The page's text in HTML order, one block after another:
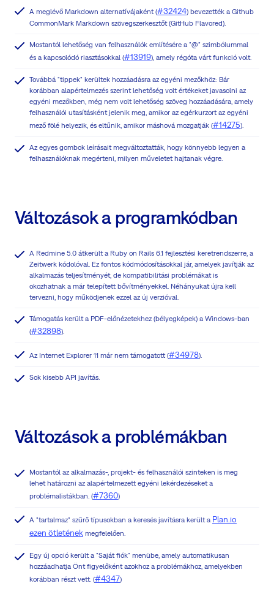
A meglévő Markdown alternatívájaként (#32424) bevezették a Github
CommonMark Markdown szövegszerkesztőt (GitHub Flavored).
Mostantól lehetőség van felhasználók említésére a "@" szimbólummal
és a kapcsolódó riasztásokkal (#13919), amely régóta várt funkció volt.
Továbbá "tippek" kerültek hozzáadásra az egyéni mezőkhöz: Bár
korábban alapértelmezés szerint lehetőség volt értékeket javasolni az
egyéni mezőkben, még nem volt lehetőség szöveg hozzáadására, amely
felhasználói utasításként jelenik meg, amikor az egérkurzort az egyéni
mező fölé helyezik, és eltűnik, amikor máshová mozgatják (#14275).
Az egyes gombok leírásait megváltoztatták, hogy könnyebb legyen a
felhasználóknak megérteni, milyen műveletet hajtanak végre.
Változások a programkódban
A Redmine 5.0 átkerült a Ruby on Rails 6.1 fejlesztési keretrendszerre, a
Zeitwerk kódolóval. Ez fontos kódmódosításokkal jár, amelyek javítják az
alkalmazás teljesítményét, de kompatibilitási problémákat is
okozhatnak a már telepített bővítményekkel. Néhányukat újra kell
tervezni, hogy működjenek ezzel az új verzióval.
Támogatás került a PDF-előnézetekhez (bélyegképek) a Windows-ban
(#32898).
Az Internet Explorer 11 már nem támogatott (#34978).
Sok kisebb API javítás.
Változások a problémákban
Mostantól az alkalmazás-, projekt- és felhasználói szinteken is meg
lehet határozni az alapértelmezett egyéni lekérdezéseket a
problémalistákban. (#7360)
A "tartalmaz" szűrő típusokban a keresés javításra került a Plan.io
ezen ötletének megfelelően.
Egy új opció került a "Saját fiók" menübe, amely automatikusan
hozzáadhatja Önt figyelőként azokhoz a problémákhoz, amelyekben
korábban részt vett. (#4347)